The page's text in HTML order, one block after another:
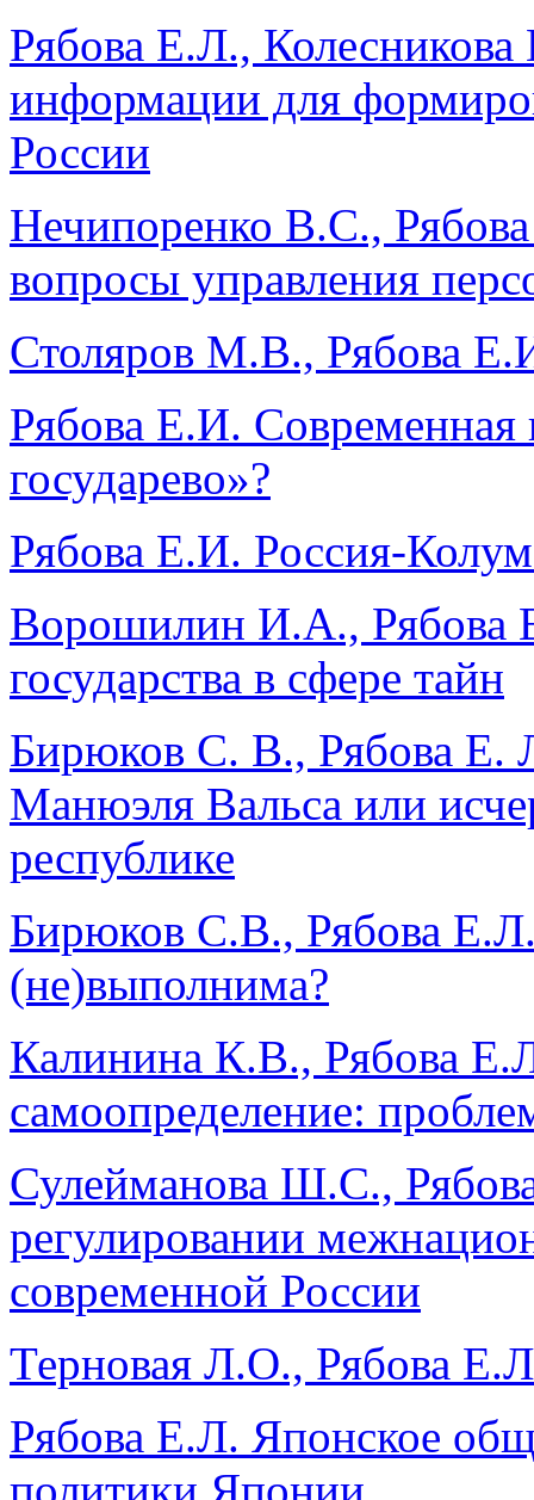
Рябова Е.Л.,
информации для
России
Нечипоренко В.С.,
вопросы управления
Столяров М.В., Рябова
Рябова Е.И. Современная
государево»?
Рябова Е.И. Россия-
Ворошилин И.А., Рябова
государства в сфере тайн
Бирюков С. В., Рябова Е.
Манюэля Вальса или
республике
Бирюков С.В., Рябова
(не)выполнима?
Калинина К.В., Рябова
самоопределение:
Сулейманова Ш.С.,
регулировании
современной России
Терновая Л.О., Рябова
Рябова Е.Л. Японское